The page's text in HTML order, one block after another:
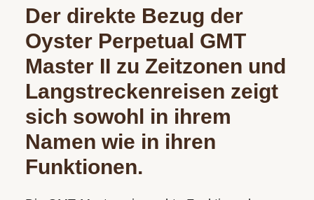
Der direkte Bezug der
Oyster Perpetual GMT
Master II zu Zeitzonen und
Langstreckenreisen zeigt
sich sowohl in ihrem
Namen wie in ihren
Funktionen.